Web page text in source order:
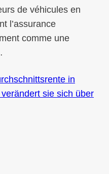
de véhicules en
l’assurance
comme une